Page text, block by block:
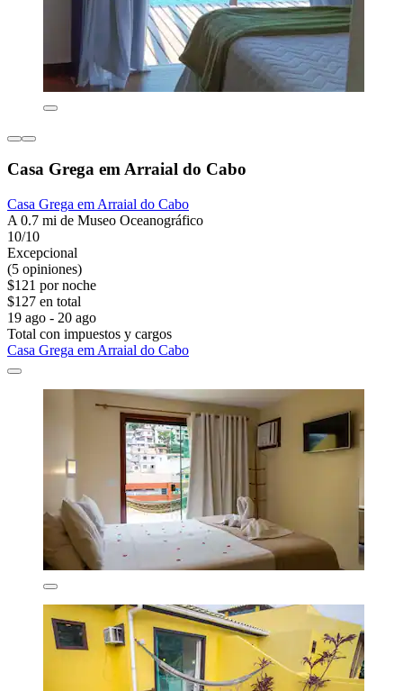
Casa Grega em Arraial do Cabo
Casa Grega em Arraial do Cabo
A 0.7 mi de Museo Oceanográfico
10/10
Excepcional
(5 opiniones)
$121 por noche
$127 en total
19 ago - 20 ago
Total con impuestos y cargos
Casa Grega em Arraial do Cabo